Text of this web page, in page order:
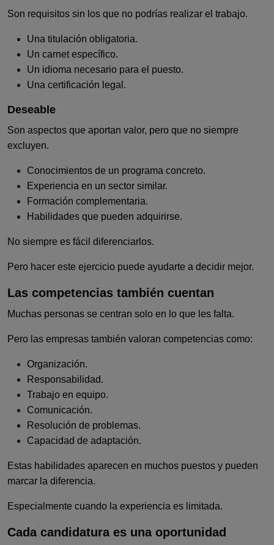
Son requisitos sin los que no podrías realizar el trabajo.
Una titulación obligatoria.
Un carnet específico.
Un idioma necesario para el puesto.
Una certificación legal.
Deseable
Son aspectos que aportan valor, pero que no siempre
excluyen.
Conocimientos de un programa concreto.
Experiencia en un sector similar.
Formación complementaria.
Habilidades que pueden adquirirse.
No siempre es fácil diferenciarlos.
Pero hacer este ejercicio puede ayudarte a decidir mejor.
Las competencias también cuentan
Muchas personas se centran solo en lo que les falta.
Pero las empresas también valoran competencias como:
Organización.
Responsabilidad.
Trabajo en equipo.
Comunicación.
Resolución de problemas.
Capacidad de adaptación.
Estas habilidades aparecen en muchos puestos y pueden
marcar la diferencia.
Especialmente cuando la experiencia es limitada.
Cada candidatura es una oportunidad